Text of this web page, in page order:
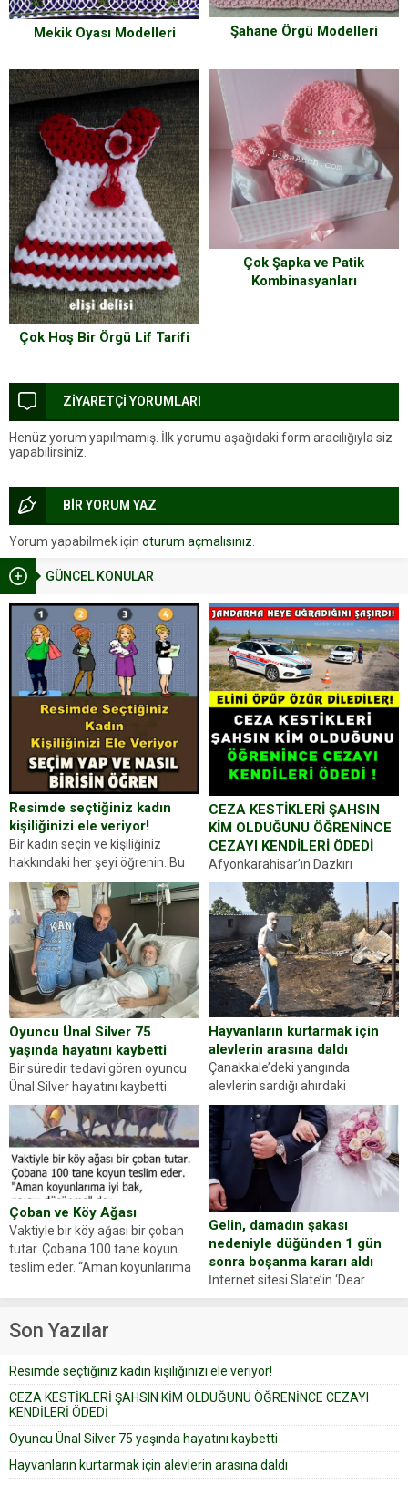
GÜNCEL KONULAR
Resimde seçtiğiniz kadın
kişiliğinizi ele veriyor!
Bir kadın seçin ve kişiliğiniz
hakkındaki her şeyi öğrenin. Bu
kez karşınıza oldukça farklı bir
kişilik testiyle çıkıyoruz. Resimde
gördüğünüz kadın figürlerinden
dikkatinizi en...
CEZA KESTİKLERİ ŞAHSIN
KİM OLDUĞUNU ÖĞRENİNCE
CEZAYI KENDİLERİ ÖDEDİ
Afyonkarahisar’ın Dazkırı
ilçesinde trafik uygulaması
yapan jandarma ekipleri
durdurdukları bir otomobilin
sürücüsünden ehliyet ve ruhsat
sorup belgelerini istedi. Sürücü
Abdurrahman Ö.nün verdiği
evraklarda eksik olduğunu...
Oyuncu Ünal Silver 75
yaşında hayatını kaybetti
Bir süredir tedavi gören oyuncu
Ünal Silver hayatını kaybetti.
Haberi, oyuncunun menajerlik
ajansı duyurdu. Renda Güner,
sosyal medya hesabında “Usta
Oyuncumuz ve çok değerli
dostumuz...
Hayvanların kurtarmak için
alevlerin arasına daldı
Çanakkale’deki yangında
alevlerin sardığı ahırdaki
hayvanlarını kurtarmak isteyen
Zeki Demir (66) ölümden döndü.
Yüzünde ve ellerinde yanıklar
oluşan Demir, kâbus dolu anları
anlattı… Merkeze bağlı...
Çoban ve Köy Ağası
Vaktiyle bir köy ağası bir çoban
tutar. Çobana 100 tane koyun
teslim eder. “Aman koyunlarıma
Çoban koyunları alır gider. Aylar...
Gelin, damadın şakası
nedeniyle düğünden 1 gün
sonra boşanma kararı aldı
İnternet sitesi Slate’in ‘Dear
Prudence’ isimli tavsiye köşesine
yapıştırdığı için düğünden...
Son Yazılar
Resimde seçtiğiniz kadın kişiliğinizi ele veriyor!
CEZA KESTİKLERİ ŞAHSIN KİM OLDUĞUNU ÖĞRENİNCE CEZAYI
KENDİLERİ ÖDEDİ
Oyuncu Ünal Silver 75 yaşında hayatını kaybetti
Hayvanların kurtarmak için alevlerin arasına daldı
Mekik Oyası Modelleri Şahane Örgü Modelleri
Çok Hoş Bir Örgü Lif Tarifi
Çok Şapka ve Patik
Kombinasyanları
ZİYARETÇİ YORUMLARI
Henüz yorum yapılmamış. İlk yorumu aşağıdaki form aracılığıyla siz
yapabilirsiniz.
BİR YORUM YAZ
Yorum yapabilmek için oturum açmalısınız